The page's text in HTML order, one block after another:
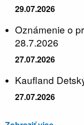
29.07.2026
Oznámenie o
28.7.2026
27.07.2026
Kaufland
27.07.2026